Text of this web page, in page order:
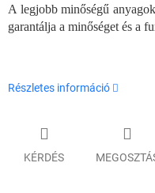
A legjobb minőségű
garantálja a minőséget és a
Részletes információ
KÉRDÉS